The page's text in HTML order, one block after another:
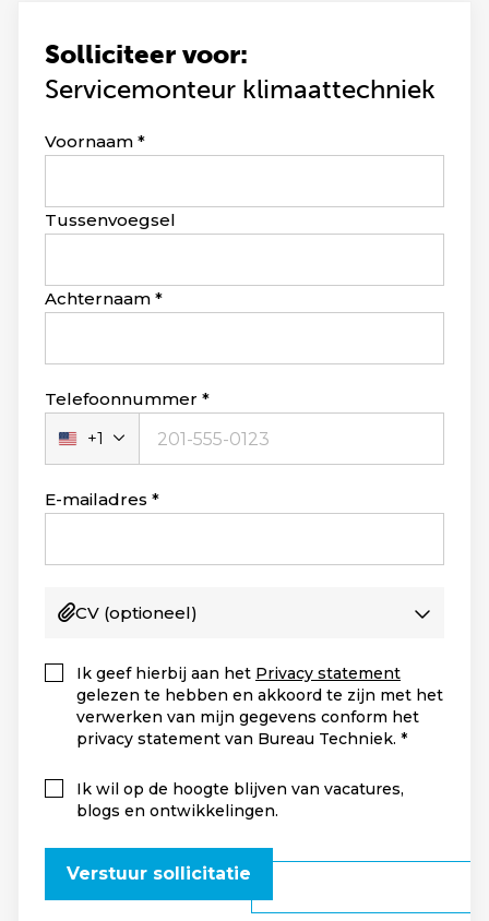
Solliciteer voor:
Servicemonteur klimaattechniek
Leave
blank
Voornaam
Tussenvoegsel
Achternaam
Telefoonnummer
Verenigde
Staten
+1
+1
E-mailadres
CV (optioneel)
Ik geef hierbij aan het Privacy statement
gelezen te hebben en akkoord te zijn met het
verwerken van mijn gegevens conform het
privacy statement van Bureau Techniek.
Ik wil op de hoogte blijven van vacatures,
blogs en ontwikkelingen.
Verstuur sollicitatie